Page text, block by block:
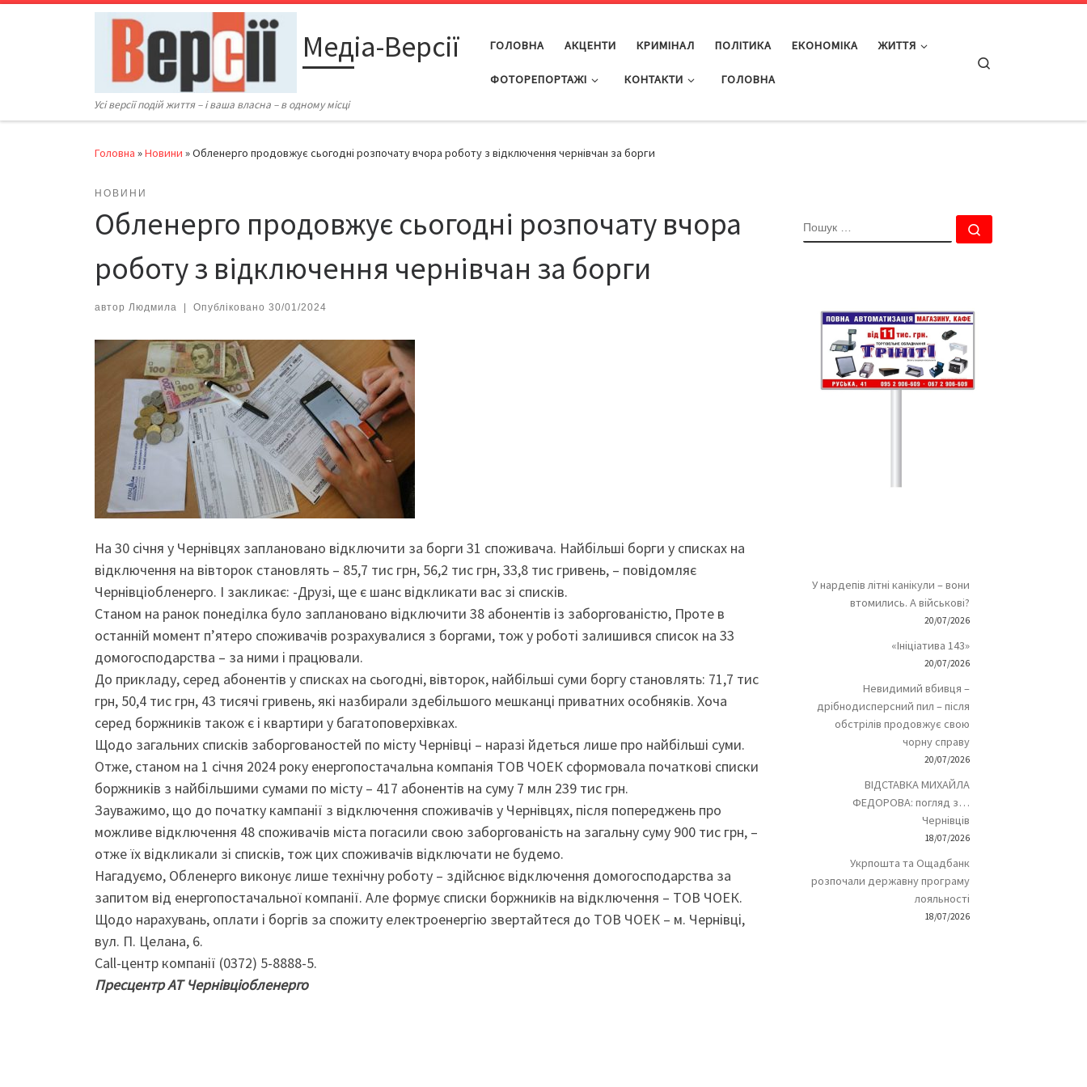
Перейти до вмісту
Медіа-Версії
Усі версії подій життя – і ваша власна – в одному місці
ГОЛОВНА АКЦЕНТИ КРИМІНАЛ ПОЛІТИКА ЕКОНОМІКА ЖИТТЯ
ФОТОРЕПОРТАЖІ КОНТАКТИ ГОЛОВНА
Головна »Новини »Обленерго продовжує сьогодні розпочату вчора роботу з відключення чернівчан за борги
НОВИНИ
Обленерго продовжує сьогодні розпочату вчора
роботу з відключення чернівчан за борги
автор Людмила Опубліковано 30/01/2024
На 30 січня у Чернівцях заплановано відключити за борги 31 споживача. Найбільші борги у списках на
відключення на вівторок становлять – 85,7 тис грн, 56,2 тис грн, 33,8 тис гривень, – повідомляє
Чернівціобленерго. І закликає: -Друзі, ще є шанс відкликати вас зі списків.
Станом на ранок понеділка було заплановано відключити 38 абонентів із заборгованістю, Проте в
останній момент п’ятеро споживачів розрахувалися з боргами, тож у роботі залишився список на 33
домогосподарства – за ними і працювали.
До прикладу, серед абонентів у списках на сьогодні, вівторок, найбільші суми боргу становлять: 71,7 тис
грн, 50,4 тис грн, 43 тисячі гривень, які назбирали здебільшого мешканці приватних особняків. Хоча
серед боржників також є і квартири у багатоповерхівках.
Щодо загальних списків заборгованостей по місту Чернівці – наразі йдеться лише про найбільші суми.
Отже, станом на 1 січня 2024 року енергопостачальна компанія ТОВ ЧОЕК сформовала початкові списки
боржників з найбільшими сумами по місту – 417 абонентів на суму 7 млн 239 тис грн.
Зауважимо, що до початку кампанії з відключення споживачів у Чернівцях, після попереджень про
можливе відключення 48 споживачів міста погасили свою заборгованість на загальну суму 900 тис грн, –
отже їх відкликали зі списків, тож цих споживачів відключати не будемо.
Нагадуємо, Обленерго виконує лише технічну роботу – здійснює відключення домогосподарства за
запитом від енергопостачальної компанії. Але формує списки боржників на відключення – ТОВ ЧОЕК.
Щодо нарахувань, оплати і боргів за спожиту електроенергію звертайтеся до ТОВ ЧОЕК – м. Чернівці,
вул. П. Целана, 6.
Call-центр компанії (0372) 5-8888-5.
Пресцентр АТ Чернівціобленерго
ПОШУК
У нардепів літні канікули – вони
втомились. А військові?
20/07/2026
«Ініціатива 143»
20/07/2026
Невидимий вбивця –
дрібнодисперсний пил – після
обстрілів продовжує свою
чорну справу
20/07/2026
ВІДСТАВКА МИХАЙЛА
ФЕДОРОВА: погляд з…
Чернівців
18/07/2026
Укрпошта та Ощадбанк
розпочали державну програму
лояльності
18/07/2026